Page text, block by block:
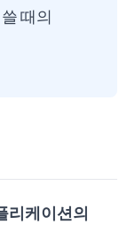
때의
리케이션의